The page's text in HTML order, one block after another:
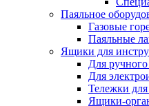
Паяльное
Газовые
Паяльные
Ящики для
Для
Для
Тележки
Ящики-